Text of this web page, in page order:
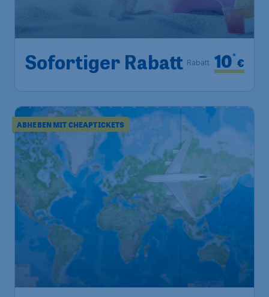
Sofortiger Rabatt €
10*
Rabatt
ABHEBEN MIT CHEAPTICKETS